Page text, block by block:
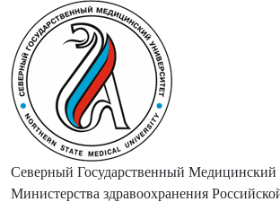
Северный Государственный Медицинский
Министерства здравоохранения